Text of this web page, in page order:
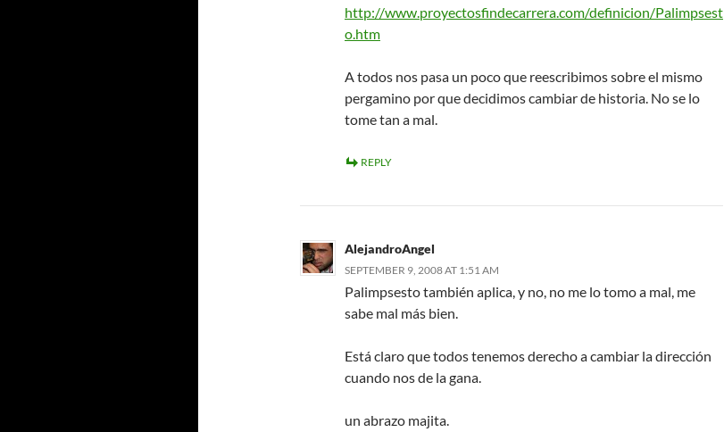
http://www.proyectosfindecarrera.com/definicion/Palimpsest
o.htm
A todos nos pasa un poco que reescribimos sobre el mismo
pergamino por que decidimos cambiar de historia. No se lo
tome tan a mal.
REPLY
AlejandroAngel
SEPTEMBER 9, 2008 AT 1:51 AM
Palimpsesto también aplica, y no, no me lo tomo a mal, me
sabe mal más bien.
Está claro que todos tenemos derecho a cambiar la dirección
cuando nos de la gana.
un abrazo majita.